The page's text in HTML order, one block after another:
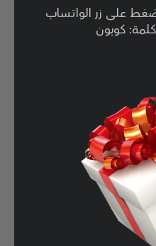
على زر الواتساب
كوبون